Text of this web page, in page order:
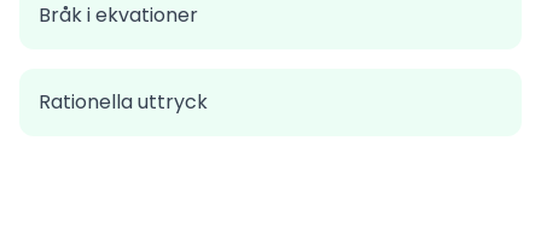
Bråk i ekvationer
Rationella uttryck